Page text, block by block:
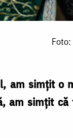
Foto:
am simțit o
am simțit